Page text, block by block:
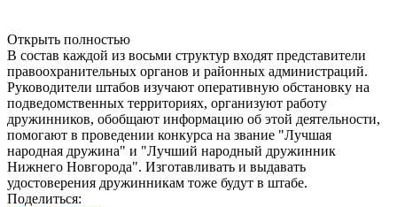
Открыть полностью
В состав каждой из восьми структур входят представители
правоохранительных органов и районных администраций.
Руководители штабов изучают оперативную обстановку на
подведомственных территориях, организуют работу
дружинников, обобщают информацию об этой деятельности,
помогают в проведении конкурса на звание "Лучшая
народная дружина" и "Лучший народный дружинник
Нижнего Новгорода". Изготавливать и выдавать
удостоверения дружинникам тоже будут в штабе.
Поделиться: